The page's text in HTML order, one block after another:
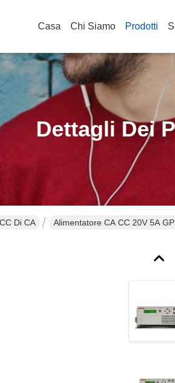
Casa Chi Siamo Prodotti
Dettagli Dei
Di CA Alimentatore CA CC 20V 5A